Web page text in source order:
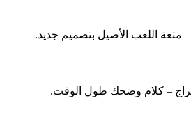
متعة اللعب الأصيل بتصميم جديد.
– كلام وضحك طول الوقت.